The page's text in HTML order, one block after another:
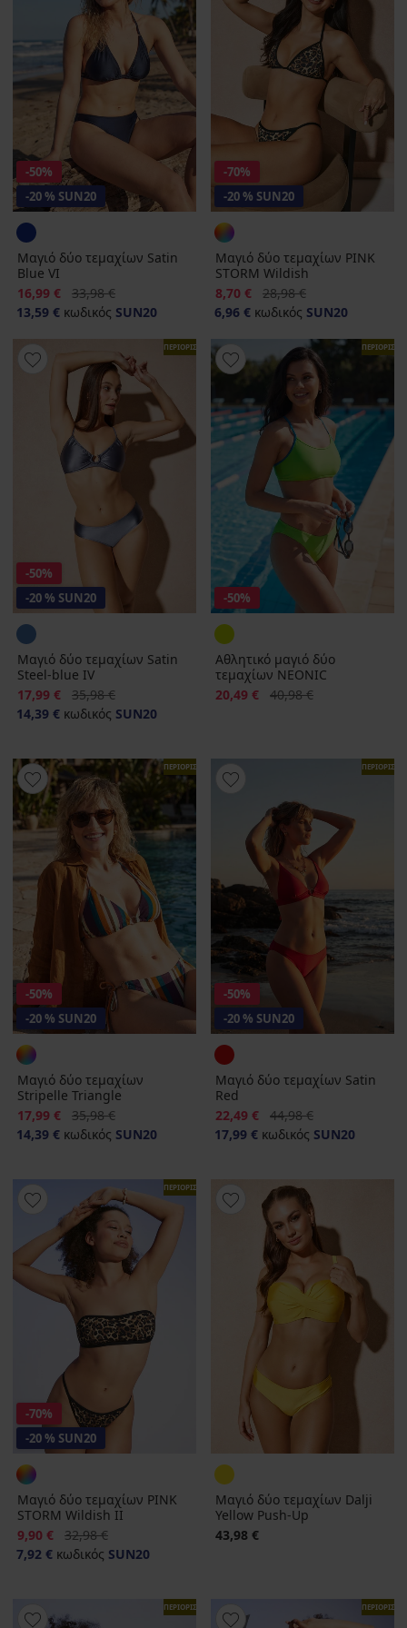
-50%
-20 % SUN20
Μαγιό δύο τεμαχίων Satin
Blue VI
Έκπτωση
16,99 € Αρχική τιμή
33,98 €
13,59 € κωδικός SUN20
-70%
-20 % SUN20
Μαγιό δύο τεμαχίων PINK
STORM Wildish
Έκπτωση
8,70 € Αρχική τιμή
28,98 €
6,96 € κωδικός SUN20
ΠΕΡΙΟΡΙΣΜΕΝΑ
-50%
-20 % SUN20
Μαγιό δύο τεμαχίων Satin
Steel-blue IV
Έκπτωση
17,99 € Αρχική τιμή
35,98 €
14,39 € κωδικός SUN20
-50%
Αθλητικό μαγιό δύο
τεμαχίων NEONIC
Έκπτωση
20,49 € Αρχική τιμή
40,98 €
ΠΕΡΙΟΡΙΣΜΕΝΑ
-50%
-20 % SUN20
Μαγιό δύο τεμαχίων
Stripelle Triangle
Έκπτωση
17,99 € Αρχική τιμή
35,98 €
14,39 € κωδικός SUN20
-50%
-20 % SUN20
Μαγιό δύο τεμαχίων Satin
Red
Έκπτωση
22,49 € Αρχική τιμή
44,98 €
17,99 € κωδικός SUN20
ΠΕΡΙΟΡΙΣΜΕΝΑ
-70%
-20 % SUN20
Μαγιό δύο τεμαχίων PINK
STORM Wildish II
Έκπτωση
9,90 € Αρχική τιμή
32,98 €
7,92 € κωδικός SUN20
Μαγιό δύο τεμαχίων Dalji
Yellow Push-Up
43,98 €
ΠΕΡΙΟΡΙΣΜΕΝΑ